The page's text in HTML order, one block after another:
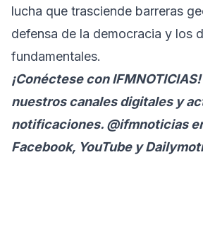
lucha que trasciende barreras
defensa de la democracia y los
fundamentales.
¡Conéctese con
nuestros canales digitales y
notificaciones. @ifmnoticias
Facebook, YouTube y